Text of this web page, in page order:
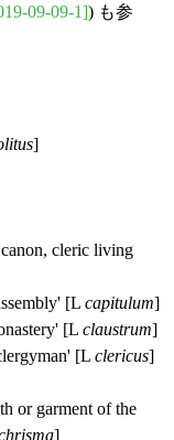
09-09-1]) も参
]
cleric living
[L capitulum]
[L claustrum]
[L clericus]
or garment of the
]